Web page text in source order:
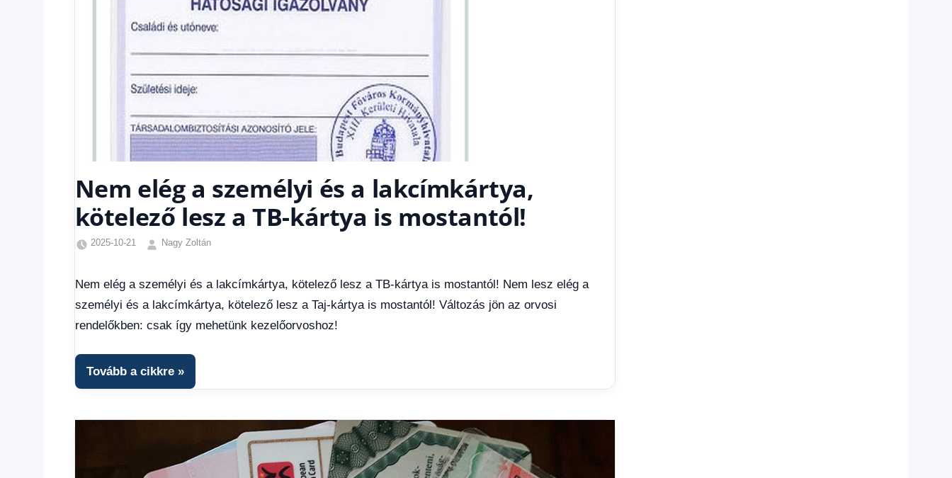
Nem elég a személyi és a lakcímkártya,
kötelező lesz a TB-kártya is mostantól!
2025-10-21
Nagy Zoltán
hírek,
Gazdaság,
Hírek,
Nem elég a személyi és a lakcímkártya, kötelező lesz a TB-kártya is mostantól! Nem lesz elég a
személyi és a lakcímkártya, kötelező lesz a Taj-kártya is mostantól! Változás jön az orvosi
rendelőkben: csak így mehetünk kezelőorvoshoz!
Tovább a cikkre